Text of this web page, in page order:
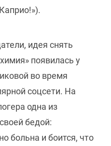
идея снять
появилась у
во время
соцсети. На
одна из
бедой:
больна и боится, что